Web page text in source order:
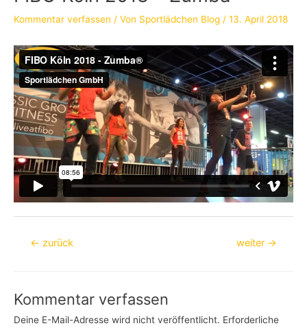
Kommentar verfassen / Von Sportlädchen Blog / 13. April 2018
Beitragsnavigation
← zurück weiter →
Kommentar verfassen
Deine E-Mail-Adresse wird nicht veröffentlicht. Erforderliche